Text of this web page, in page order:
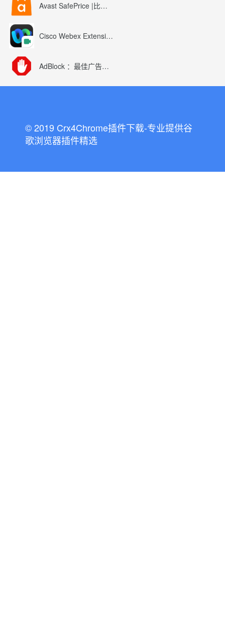
Avast SafePrice |比较、交易、优惠券
Cisco Webex Extension
AdBlock ：最佳广告拦截工具
© 2019 Crx4Chrome插件下载-专业提供谷
歌浏览器插件精选